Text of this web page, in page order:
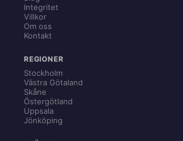
Integritet
Villkor
Om oss
Kontakt
REGIONER
Stockholm
Västra Götaland
Skåne
Östergötland
Uppsala
Jönköping